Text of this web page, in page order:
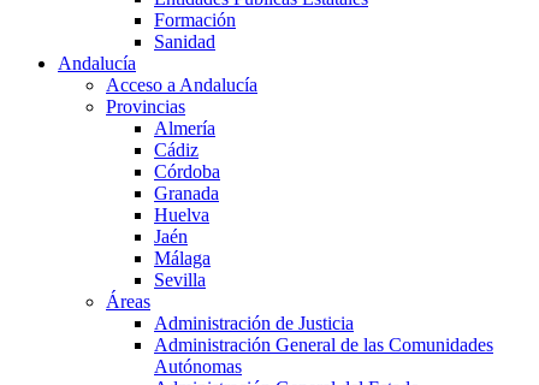
Formación
Sanidad
Andalucía
Acceso a Andalucía
Provincias
Almería
Cádiz
Córdoba
Granada
Huelva
Jaén
Málaga
Sevilla
Áreas
Administración de Justicia
Administración General de las Comunidades
Autónomas